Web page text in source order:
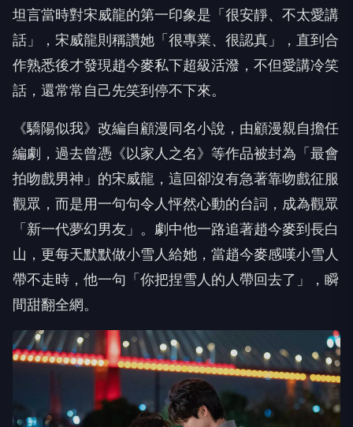
作熟悉後才發現趙今麥私下超級活潑，不但愛講冷笑
話，還常常自己先笑到停不下來。
《驕陽似我》改編自顧漫同名小說，由顧漫親自擔任
編劇，過去曾憑《以家人之名》等作品被封為「最會
拍吻戲男神」的宋威龍，這回卻沒有急著靠吻戲征服
觀眾，而是用一句句令人怦然心動的台詞，成為觀眾
「新一代夢幻男友」。劇中他一路追著趙今麥到長白
山，更每天默默做小雪人給她，當趙今麥感嘆小雪人
帶不走時，他一句「你把捏雪人的人帶回去了」，瞬
間甜翻全網。